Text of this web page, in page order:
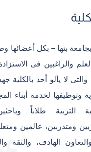
بنها – بكل أعضائها
والراغبين فى
والتى لا يألو أحد بالكلية
وتوظيفها لخدمة أبناء
طلاباً
ومتدربين، عالمين
الهادف، والثقة